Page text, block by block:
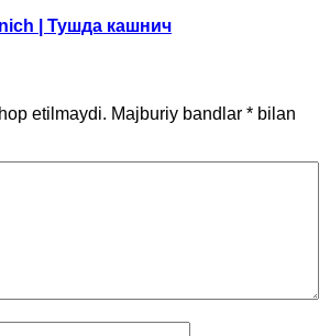
| Тушда кашнич
etilmaydi. Majburiy bandlar * bilan